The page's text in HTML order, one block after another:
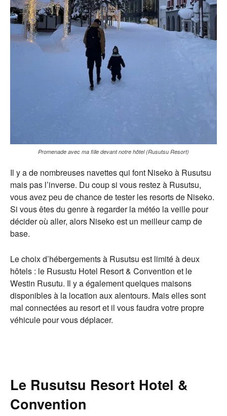
Promenade avec ma fille devant notre hôtel (Rusutsu Resort)
Il y a de nombreuses navettes qui font Niseko à Rusutsu
mais pas l’inverse. Du coup si vous restez à Rusutsu,
vous avez peu de chance de tester les resorts de Niseko.
Si vous êtes du genre à regarder la météo la veille pour
décider où aller, alors Niseko est un meilleur camp de
base.
Le choix d’hébergements à Rusutsu est limité à deux
hôtels : le Rusustu Hotel Resort & Convention et le
Westin Rusutu. Il y a également quelques maisons
disponibles à la location aux alentours. Mais elles sont
mal connectées au resort et il vous faudra votre propre
véhicule pour vous déplacer.
Le Rusutsu Resort Hotel &
Convention